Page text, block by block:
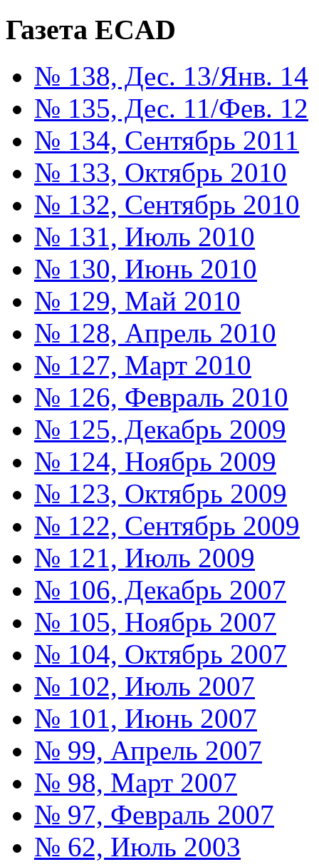
Газета ECAD
№ 138, Дес. 13/Янв. 14
№ 135, Дес. 11/Фев. 12
№ 134, Сентябрь 2011
№ 133, Октябрь 2010
№ 132, Сентябрь 2010
№ 131, Июль 2010
№ 130, Июнь 2010
№ 129, Май 2010
№ 128, Апрель 2010
№ 127, Март 2010
№ 126, Февраль 2010
№ 125, Декабрь 2009
№ 124, Ноябрь 2009
№ 123, Октябрь 2009
№ 122, Сентябрь 2009
№ 121, Июль 2009
№ 106, Декабрь 2007
№ 105, Ноябрь 2007
№ 104, Октябрь 2007
№ 102, Июль 2007
№ 101, Июнь 2007
№ 99, Апрель 2007
№ 98, Март 2007
№ 97, Февраль 2007
№ 62, Июль 2003